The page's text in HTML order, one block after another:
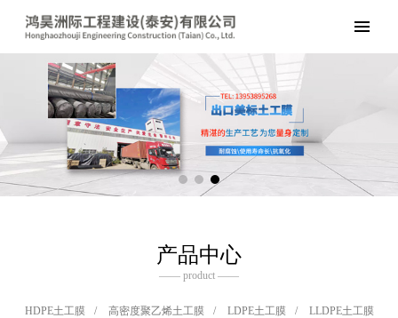
产品中心
—— product ——
HDPE土工膜 / 高密度聚乙烯土工膜 / LDPE土工膜 /
LLDPE土工膜